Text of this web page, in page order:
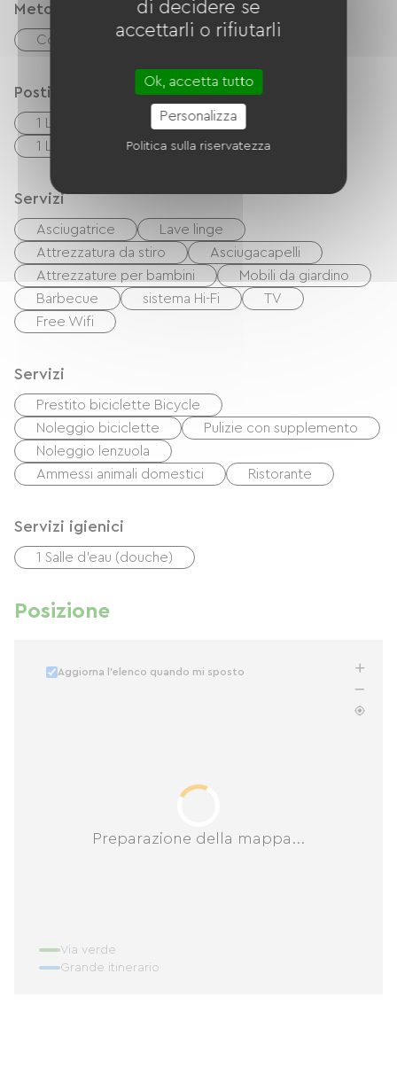
Metodi di pagamento
Controlli contanti
Posti letto
1 Lits bébés
1 Canapés convertibles
1 Lits 140cm
Servizi
Asciugatrice
Lave linge
Attrezzatura da stiro
Asciugacapelli
Attrezzature per bambini
Mobili da giardino
Barbecue
sistema Hi-Fi
TV
Free Wifi
Servizi
Prestito biciclette Bicycle
Noleggio biciclette
Pulizie con supplemento
Noleggio lenzuola
Ammessi animali domestici
Ristorante
Servizi igienici
1 Salle d'eau (douche)
Posizione
Preparazione della mappa...
Aggiorna l'elenco quando mi sposto
Via verde
Grande itinerario
di decidere se
accettarli o rifiutarli
Ok, accetta tutto
Personalizza
Politica sulla riservatezza